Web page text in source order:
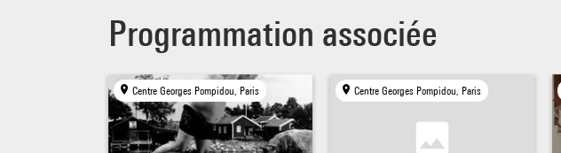
Programmation associée
Centre Georges Pompidou, Paris Centre Georges Pompidou, Paris